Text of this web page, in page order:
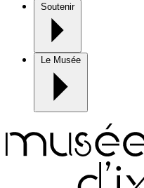
Soutenir
Le Musée